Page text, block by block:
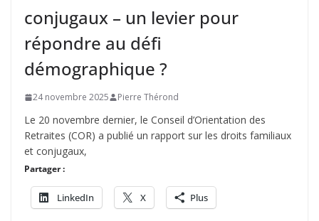
conjugaux – un levier pour
répondre au défi
démographique ?
24 novembre 2025 Pierre Thérond
Le 20 novembre dernier, le Conseil d’Orientation des
Retraites (COR) a publié un rapport sur les droits familiaux
et conjugaux,
Partager :
LinkedIn X Plus